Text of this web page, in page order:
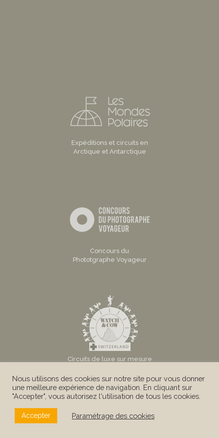
Expéditions et circuits en
Arctique et Antarctique
Concours du
Phototgraphe Voyageur
Circuits de luxe sur mesure
© Au Tigre Vanillé Sàrl -Mentions légales
Nous utilisons des cookies sur notre site pour vous donner
une meilleure expérience de navigation. En cliquant sur
"Accepter", vous autorisez l'utilisation de tous les cookies.
Accepter Paramétrage des cookies